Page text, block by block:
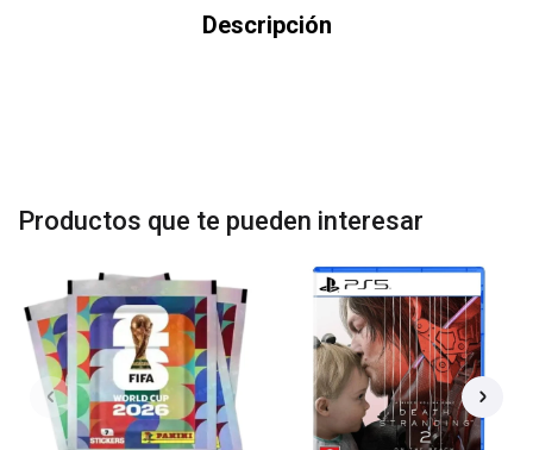
Descripción
Productos que te pueden interesar